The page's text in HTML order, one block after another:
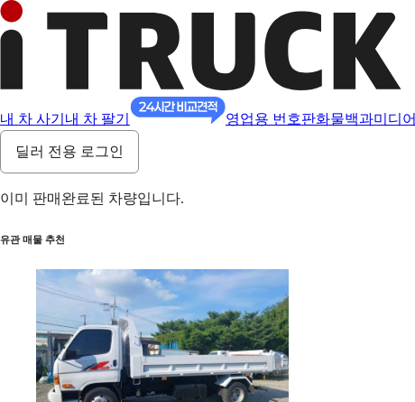
내 차 사기 내 차 팔기 영업용 번호판화물백과미디어
딜러 전용 로그인
이미 판매완료된 차량입니다.
유관 매물 추천